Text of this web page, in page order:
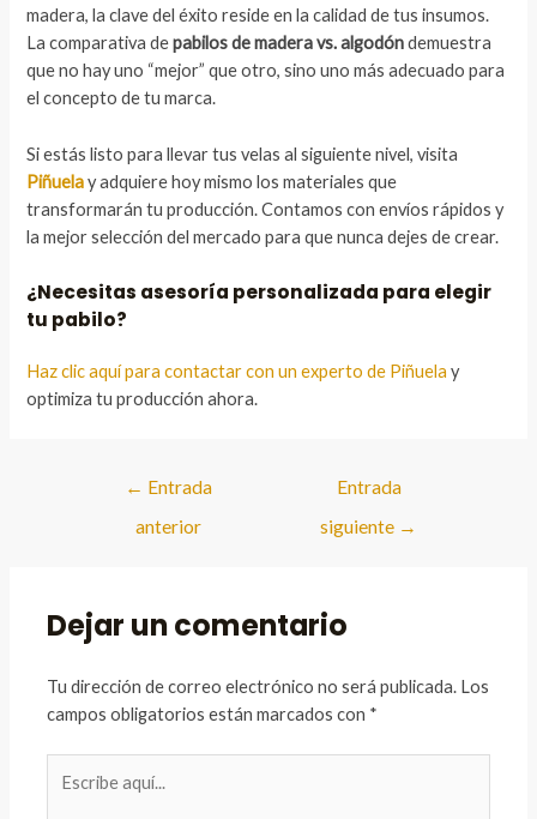
madera, la clave del éxito reside en la calidad de tus insumos.
La comparativa depabilos de madera vs. algodóndemuestra
que no hay uno “mejor” que otro, sino uno más adecuado para
el concepto de tu marca.
Si estás listo para llevar tus velas al siguiente nivel, visita
Piñuelay adquiere hoy mismo los materiales que
transformarán tu producción. Contamos con envíos rápidos y
la mejor selección del mercado para que nunca dejes de crear.
¿Necesitas asesoría personalizada para elegir
tu pabilo?
Haz clic aquí para contactar con un experto de Piñuela y
optimiza tu producción ahora.
Navegación
entradas
← Entrada
anterior
Entrada
siguiente →
Dejar un comentario
Tu dirección de correo electrónico no será publicada. Los
campos obligatorios están marcados con *
aquí...